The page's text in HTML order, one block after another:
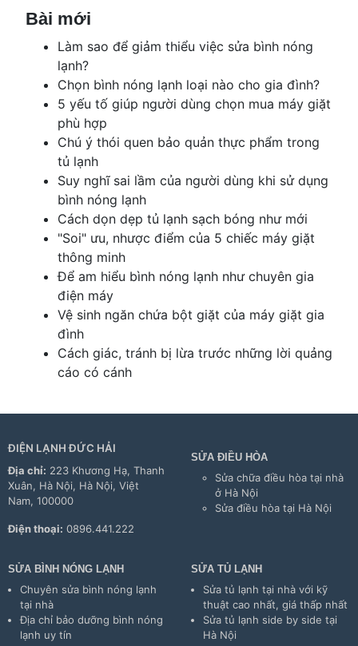
Bài mới
Làm sao để giảm thiểu việc sửa bình nóng
lạnh?
Chọn bình nóng lạnh loại nào cho gia đình?
5 yếu tố giúp người dùng chọn mua máy giặt
phù hợp
Chú ý thói quen bảo quản thực phẩm trong
tủ lạnh
Suy nghĩ sai lầm của người dùng khi sử dụng
bình nóng lạnh
Cách dọn dẹp tủ lạnh sạch bóng như mới
"Soi" ưu, nhược điểm của 5 chiếc máy giặt
thông minh
Để am hiểu bình nóng lạnh như chuyên gia
điện máy
Vệ sinh ngăn chứa bột giặt của máy giặt gia
đình
Cách giác, tránh bị lừa trước những lời quảng
cáo có cánh
ĐIỆN LẠNH ĐỨC HẢI
Địa chỉ: 223 Khương Hạ, Thanh
Xuân, Hà Nội, Hà Nội, Việt
Nam, 100000
Điện thoại: 0896.441.222
SỬA ĐIỀU HÒA
Sửa chữa điều hòa tại nhà
ở Hà Nội
Sửa điều hòa tại Hà Nội
SỬA BÌNH NÓNG LẠNH
Chuyên sửa bình nóng lạnh
tại nhà
Địa chỉ bảo dưỡng bình nóng
lạnh uy tín
SỬA TỦ LẠNH
Sửa tủ lạnh tại nhà với kỹ
thuật cao nhất, giá thấp nhất
Sửa tủ lạnh side by side tại
Hà Nội